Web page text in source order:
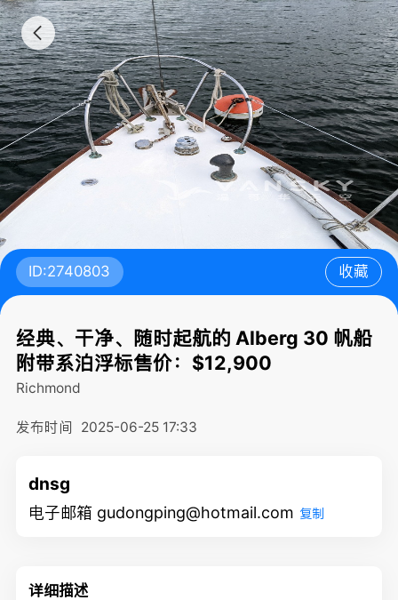
ID:2740803 收藏
经典、干净、随时起航的 Alberg 30 帆船
附带系泊浮标售价：$12,900
Richmond
发布时间 2025-06-25 17:33
dnsg
电子邮箱 gudongping@hotmail.com 复制
详细描述